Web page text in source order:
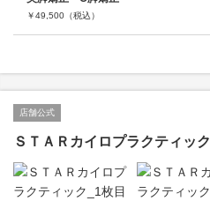
￥49,500 （税込）
店舗公式
ＳＴＡＲカイロプラクティック